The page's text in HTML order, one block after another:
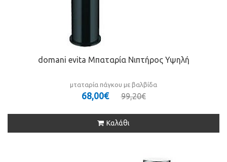
domani evita Μπαταρία Νιπτήρος Υψηλή
μταταρία πάγκου με βαλβίδα
68,00€ 99,20€
Καλάθι